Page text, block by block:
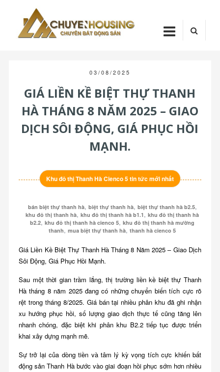
03/08/2025
GIÁ LIỀN KỀ BIỆT THỰ THANH
HÀ THÁNG 8 NĂM 2025 – GIAO
DỊCH SÔI ĐỘNG, GIÁ PHỤC HỒI
MẠNH.
Khu đô thị Thanh Hà Cienco 5 tin tức mới nhất
bán biệt thự thanh hà, biệt thự thanh hà, biệt thự thanh hà b2.5,
khu đô thị thanh hà,khu đô thị thanh hà b1.1 ,khu đô thị thanh hà
b2.2,khu đô thị thanh hà cienco 5,khu đô thị thanh hà mường
thanh,mua biệt thự thanh hà,thanh hà cienco 5
Giá Liền Kề Biệt Thự Thanh Hà Tháng 8 Năm 2025 – Giao Dịch
Sôi Động, Giá Phục Hồi Mạnh.
Sau một thời gian trầm lắng, thị trường liền kề biệt thự Thanh
Hà tháng 8 năm 2025 đang có những chuyển biến tích cực rõ
rệt trong tháng 8/2025. Giá bán tại nhiều phân khu đã ghi nhận
xu hướng phục hồi, số lượng giao dịch thực tế cũng tăng lên
nhanh chóng, đặc biệt khi phân khu B2.2 tiếp tục được triển
khai xây dựng mạnh mẽ.
Sự trở lại của dòng tiền và tâm lý kỳ vọng tích cực khiến bất
động sản Thanh Hà bước vào giai đoạn hồi phục sớm hơn nhiều